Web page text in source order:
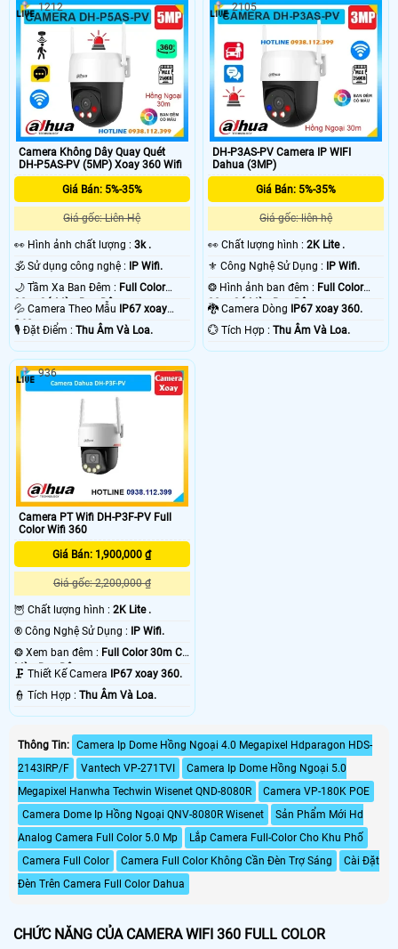
Camera Không Dây Quay Quét
DH-P5AS-PV (5MP) Xoay 360 Wifi
Giá Bán: 5%-35%
Giá gốc: Liên Hệ
️👀 Hình ảnh chất lượng : 3k .
🕉️ Sử dụng công nghệ : IP Wifi.
🌙 Tầm Xa Ban Đêm : Full Color
30m Có Màu Ban Ðêm.
💦 Camera Theo Mẫu IP67 xoay
360.
️🎙 Đặt Điểm : Thu Âm Và Loa.
1212
DH-P3AS-PV Camera IP WIFI
Dahua (3MP)
Giá Bán: 5%-35%
Giá gốc: liên hệ
️👀 Chất lượng hình :2K Lite .
⚜️ Công Nghệ Sử Dụng : IP Wifi.
❂ Hình ảnh ban đêm : Full Color
30m Có Màu Ban Ðêm.
🐉️ Camera Dòng IP67 xoay 360.
️💮 Tích Hợp :Thu Âm Và Loa.
2105
Camera PT Wifi DH-P3F-PV Full
Color Wifi 360
Giá Bán: 1,900,000 ₫
Giá gốc: 2,200,000 ₫
🦉 Chất lượng hình : 2K Lite .
®️ Công Nghệ Sử Dụng :
IP Wifi.
❂ Xem ban đêm : Full Color 30m Có
Màu Ban Ðêm.
🗜️ Thiết Kế Camera
IP67 xoay 360.
️👮 Tích Hợp : Thu Âm Và Loa.
936
Thông Tin: Camera Ip Dome Hồng Ngoại 4.0 Megapixel Hdparagon HDS-
2143IRP/F
Vantech VP-271TVI
Camera Ip Dome Hồng Ngoại 5.0
Megapixel Hanwha Techwin Wisenet QND-8080R
Camera VP-180K POE
Camera Dome Ip Hồng Ngoại QNV-8080R Wisenet
Sản Phẩm Mới Hd
Analog Camera Full Color 5.0 Mp
Lắp Camera Full-Color Cho Khu Phố
Camera Full Color
Camera Full Color Không Cần Đèn Trợ Sáng
Cài Đặt
Đèn Trên Camera Full Color Dahua
CHỨC NĂNG CỦA CAMERA WIFI 360 FULL COLOR